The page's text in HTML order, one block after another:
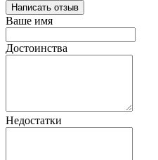
Написать отзыв
Ваше имя
Достоинства
Недостатки